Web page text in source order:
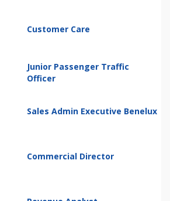
Customer Care
Junior Passenger Traffic
Officer
Sales Admin Executive Benelux
Commercial Director